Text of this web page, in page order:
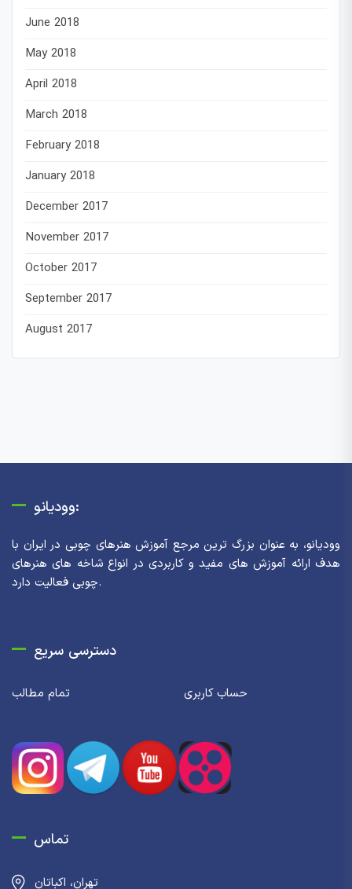
June 2018
May 2018
April 2018
March 2018
February 2018
January 2018
December 2017
November 2017
October 2017
September 2017
August 2017
وودیانو:
وودیانو، به عنوان بزرگ ترین مرجع آموزش هنرهای چوبی در ایران با
هدف ارائه آموزش های مفید و کاربردی در انواع شاخه های هنرهای
چوبی فعالیت دارد.
دسترسی سریع
تمام مطالب حساب کاربری
تماس
تهران، اکباتان